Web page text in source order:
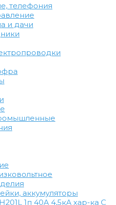
телефония
и дачи
аккумуляторы